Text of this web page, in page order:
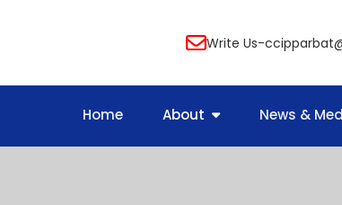
Write Us-
Home About News &